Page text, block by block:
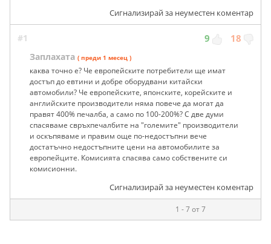
Сигнализирай за неуместен коментар
#1 9 18
Заплахата ( преди 1 месец )
каква точно е? Че европейските потребители ще имат
достъп до евтини и добре оборудвани китайски
автомобили? Че европейските, японските, корейските и
английските производители няма повече да могат да
правят 400% печалба, а само по 100-200%? С две думи
спасяваме свръхпечалбите на "големите" производители
и оскъпяваме и правим още по-недостъпни вече
достатъчно недостъпните цени на автомобилите за
европейците. Комисията спасява само собствените си
комисионни.
Сигнализирай за неуместен коментар
1 - 7 от 7